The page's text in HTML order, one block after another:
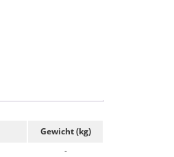
Gewicht (kg)
-